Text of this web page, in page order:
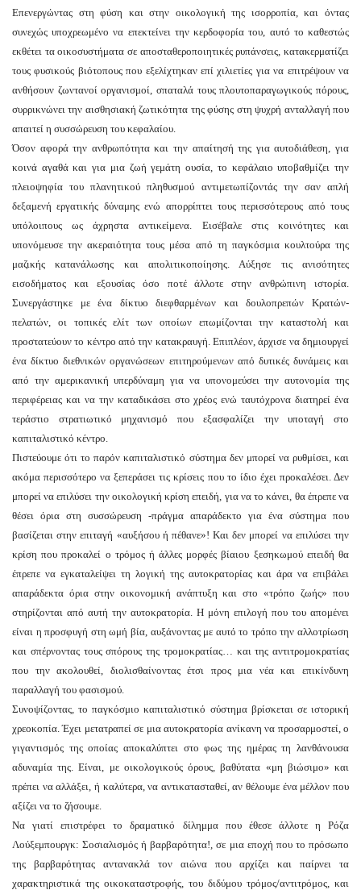
Επενεργώντας στη φύση και στην οικολογική της ισορροπία, και όντας
συνεχώς υποχρεωμένο να επεκτείνει την κερδοφορία του, αυτό το καθεστώς
εκθέτει τα οικοσυστήματα σε αποσταθεροποιητικές ρυπάνσεις, κατακερματίζει
τους φυσικούς βιότοπους που εξελίχτηκαν επί χιλιετίες για να επιτρέψουν να
ανθήσουν ζωντανοί οργανισμοί, σπαταλά τους πλουτοπαραγωγικούς πόρους,
συρρικνώνει την αισθησιακή ζωτικότητα της φύσης στη ψυχρή ανταλλαγή που
απαιτεί η συσσώρευση του κεφαλαίου.
Όσον αφορά την ανθρωπότητα και την απαίτησή της για αυτοδιάθεση, για
κοινά αγαθά και για μια ζωή γεμάτη ουσία, το κεφάλαιο υποβαθμίζει την
πλειοψηφία του πλανητικού πληθυσμού αντιμετωπίζοντάς την σαν απλή
δεξαμενή εργατικής δύναμης ενώ απορρίπτει τους περισσότερους από τους
υπόλοιπους ως άχρηστα αντικείμενα. Εισέβαλε στις κοινότητες και
υπονόμευσε την ακεραιότητα τους μέσα από τη παγκόσμια κουλτούρα της
μαζικής κατανάλωσης και απολιτικοποίησης. Αύξησε τις ανισότητες
εισοδήματος και εξουσίας όσο ποτέ άλλοτε στην ανθρώπινη ιστορία.
Συνεργάστηκε με ένα δίκτυο διεφθαρμένων και δουλοπρεπών Κρατών-
πελατών, οι τοπικές ελίτ των οποίων επωμίζονται την καταστολή και
προστατεύουν το κέντρο από την κατακραυγή. Επιπλέον, άρχισε να δημιουργεί
ένα δίκτυο διεθνικών οργανώσεων επιτηρούμενων από δυτικές δυνάμεις και
από την αμερικανική υπερδύναμη για να υπονομεύσει την αυτονομία της
περιφέρειας και να την καταδικάσει στο χρέος ενώ ταυτόχρονα διατηρεί ένα
τεράστιο στρατιωτικό μηχανισμό που εξασφαλίζει την υποταγή στο
καπιταλιστικό κέντρο.
Πιστεύουμε ότι το παρόν καπιταλιστικό σύστημα δεν μπορεί να ρυθμίσει, και
ακόμα περισσότερο να ξεπεράσει τις κρίσεις που το ίδιο έχει προκαλέσει. Δεν
μπορεί να επιλύσει την οικολογική κρίση επειδή, για να το κάνει, θα έπρεπε να
θέσει όρια στη συσσώρευση -πράγμα απαράδεκτο για ένα σύστημα που
βασίζεται στην επιταγή «αυξήσου ή πέθανε»! Και δεν μπορεί να επιλύσει την
κρίση που προκαλεί ο τρόμος ή άλλες μορφές βίαιου ξεσηκωμού επειδή θα
έπρεπε να εγκαταλείψει τη λογική της αυτοκρατορίας και άρα να επιβάλει
απαράδεκτα όρια στην οικονομική ανάπτυξη και στο «τρόπο ζωής» που
στηρίζονται από αυτή την αυτοκρατορία. Η μόνη επιλογή που του απομένει
είναι η προσφυγή στη ωμή βία, αυξάνοντας με αυτό το τρόπο την αλλοτρίωση
και σπέρνοντας τους σπόρους της τρομοκρατίας… και της αντιτρομοκρατίας
που την ακολουθεί, διολισθαίνοντας έτσι προς μια νέα και επικίνδυνη
παραλλαγή του φασισμού.
Συνοψίζοντας, το παγκόσμιο καπιταλιστικό σύστημα βρίσκεται σε ιστορική
χρεοκοπία. Έχει μετατραπεί σε μια αυτοκρατορία ανίκανη να προσαρμοστεί, ο
γιγαντισμός της οποίας αποκαλύπτει στο φως της ημέρας τη λανθάνουσα
αδυναμία της. Είναι, με οικολογικούς όρους, βαθύτατα «μη βιώσιμο» και
πρέπει να αλλάξει, ή καλύτερα, να αντικατασταθεί, αν θέλουμε ένα μέλλον που
αξίζει να το ζήσουμε.
Να γιατί επιστρέφει το δραματικό δίλημμα που έθεσε άλλοτε η Ρόζα
Λούξεμπουργκ: Σοσιαλισμός ή βαρβαρότητα!, σε μια εποχή που το πρόσωπο
της βαρβαρότητας αντανακλά τον αιώνα που αρχίζει και παίρνει τα
χαρακτηριστικά της οικοκαταστροφής, του διδύμου τρόμος/αντιτρόμος, και